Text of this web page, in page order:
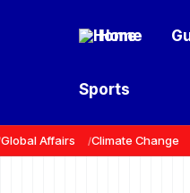
Home
Sports
Global Affairs Climate Change